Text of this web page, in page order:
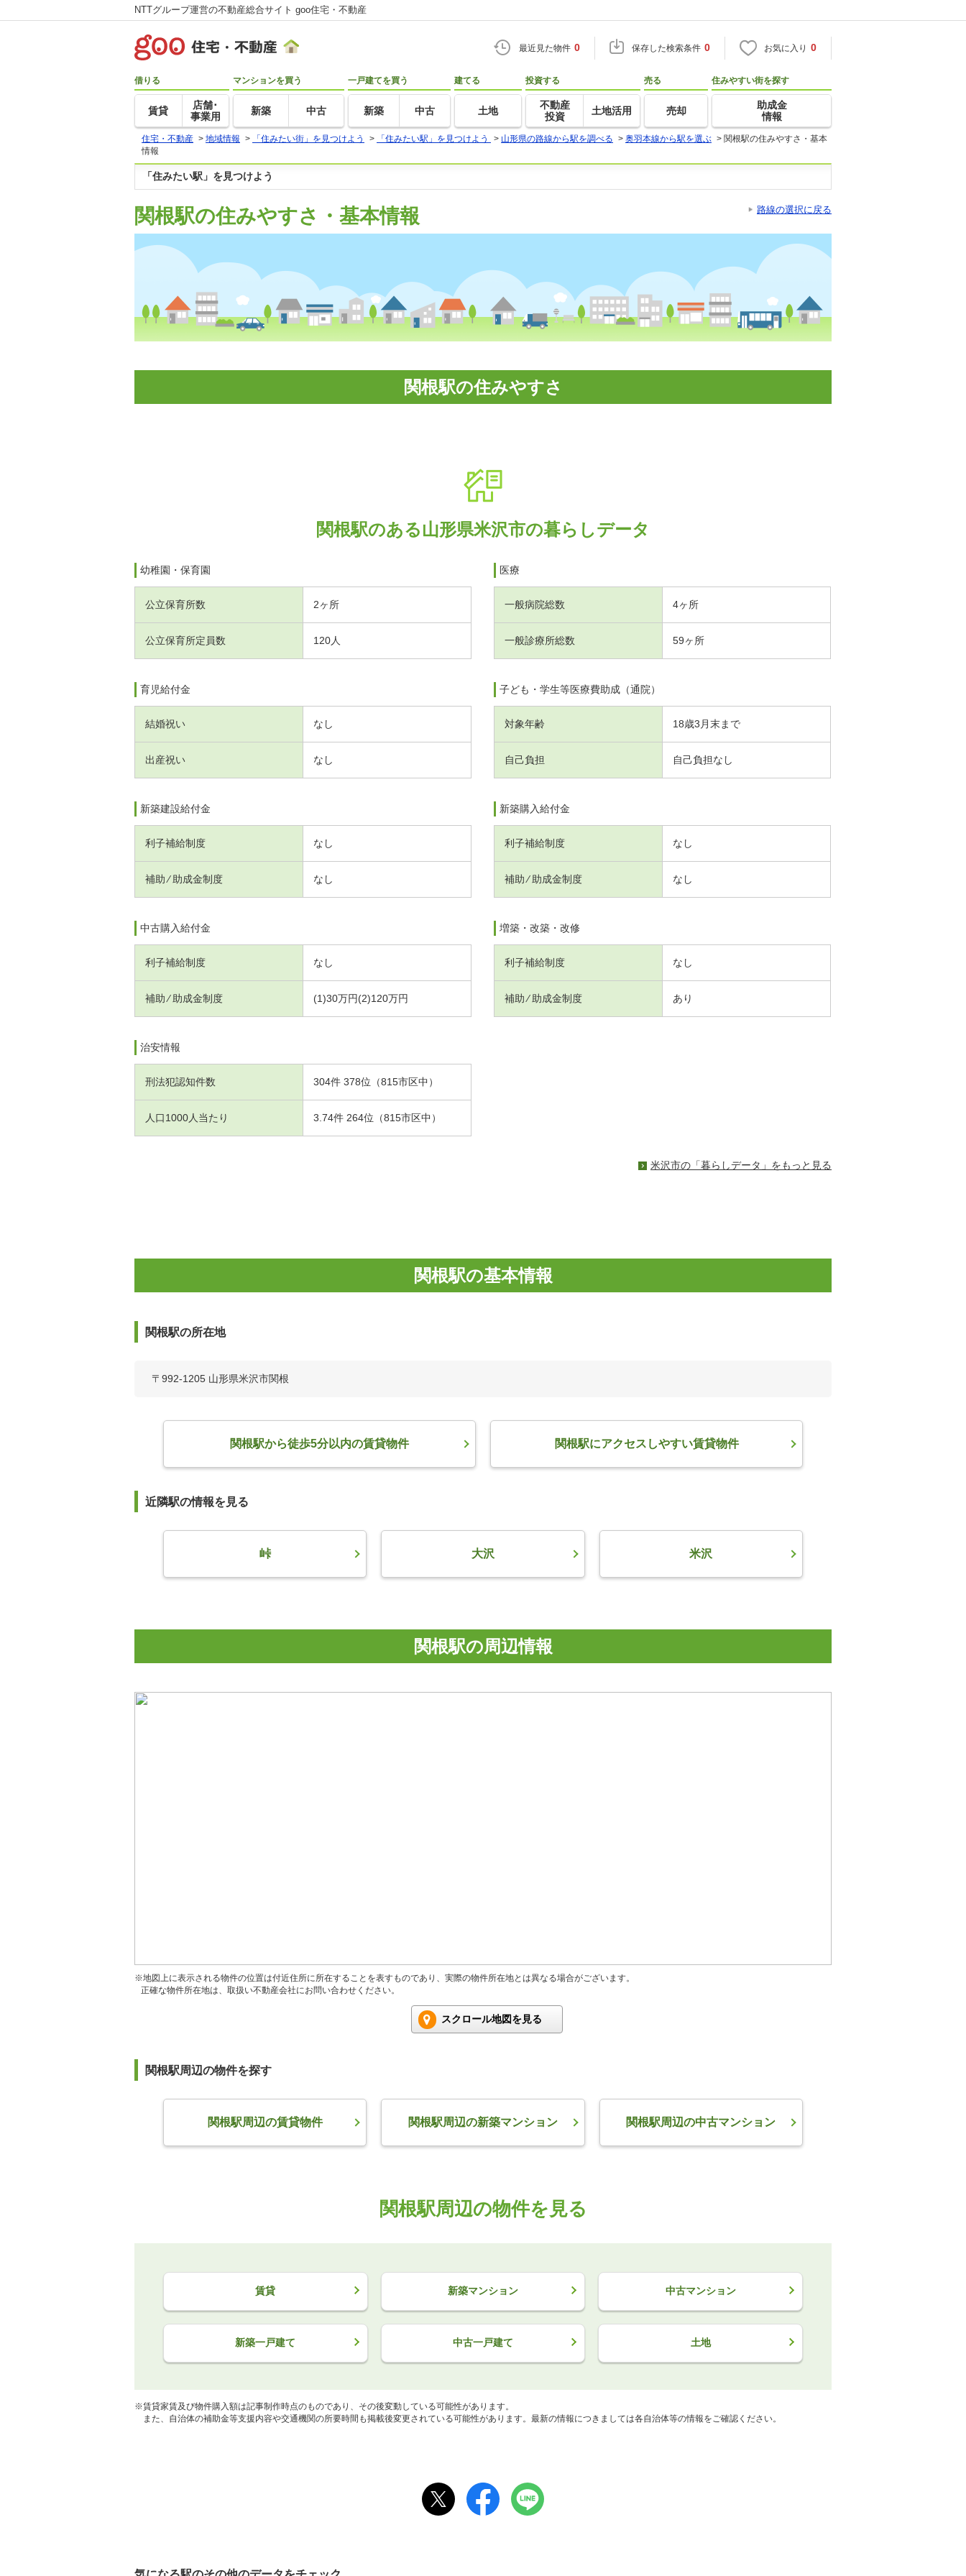
NTTグループ運営の不動産総合サイト goo住宅・不動産
最近見た物件 0 保存した検索条件 0 お気に入り 0
借りる
賃貸
店舗･
事業用
マンションを買う
新築 中古
一戸建てを買う
新築 中古
建てる
土地
投資する
不動産
投資
土地活用
売る
売却
住みやすい街を探す
助成金
情報
住宅・不動産 > 地域情報 > 「住みたい街」を見つけよう > 「住みたい駅」を見つけよう > 山形県の路線から駅を調べる > 奥羽本線から駅を選ぶ > 関根駅の住みやすさ・基本
情報
「住みたい駅」を見つけよう
関根駅の住みやすさ・基本情報 路線の選択に戻る
関根駅の住みやすさ
関根駅のある山形県米沢市の暮らしデータ
幼稚園・保育園
公立保育所数 2ヶ所
公立保育所定員数 120人
医療
一般病院総数 4ヶ所
一般診療所総数 59ヶ所
育児給付金
結婚祝い なし
出産祝い なし
子ども・学生等医療費助成（通院）
対象年齢 18歳3月末まで
自己負担 自己負担なし
新築建設給付金
利子補給制度 なし
補助 ⁄ 助成金制度 なし
新築購入給付金
利子補給制度 なし
補助 ⁄ 助成金制度 なし
中古購入給付金
利子補給制度 なし
補助 ⁄ 助成金制度 (1)30万円(2)120万円
増築・改築・改修
利子補給制度 なし
補助 ⁄ 助成金制度 あり
治安情報
刑法犯認知件数 304件 378位（815市区中）
人口1000人当たり 3.74件 264位（815市区中）
米沢市の「暮らしデータ」をもっと見る
関根駅の基本情報
関根駅の所在地
〒992-1205 山形県米沢市関根
関根駅から徒歩5分以内の賃貸物件 関根駅にアクセスしやすい賃貸物件
近隣駅の情報を見る
峠 大沢 米沢
関根駅の周辺情報
※地図上に表示される物件の位置は付近住所に所在することを表すものであり、実際の物件所在地とは異なる場合がございます。
正確な物件所在地は、取扱い不動産会社にお問い合わせください。
スクロール地図を見る
関根駅周辺の物件を探す
関根駅周辺の賃貸物件 関根駅周辺の新築マンション 関根駅周辺の中古マンション
関根駅周辺の物件を見る
賃貸 新築マンション 中古マンション
新築一戸建て 中古一戸建て 土地
※賃貸家賃及び物件購入額は記事制作時点のものであり、その後変動している可能性があります。
また、自治体の補助金等支援内容や交通機関の所要時間も掲載後変更されている可能性があります。最新の情報につきましては各自治体等の情報をご確認ください。